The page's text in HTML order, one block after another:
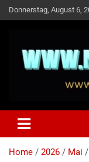
Skip
to
Donnerstag, August 6,
Idemo u
Home 2026 Mai